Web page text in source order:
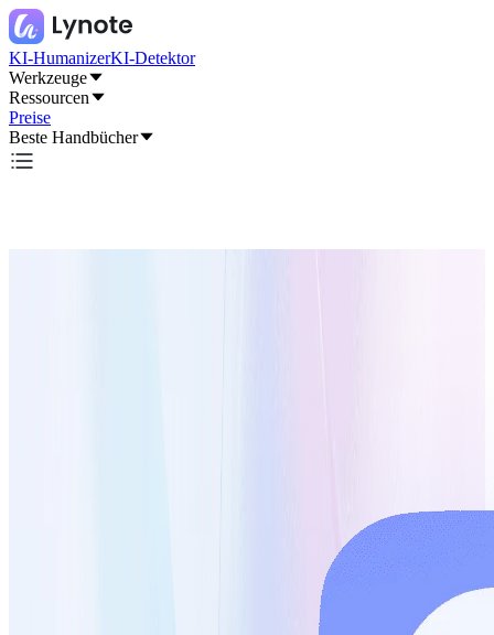
KI-HumanizerKI-Detektor
Werkzeuge
Ressourcen
Preise
Beste Handbücher